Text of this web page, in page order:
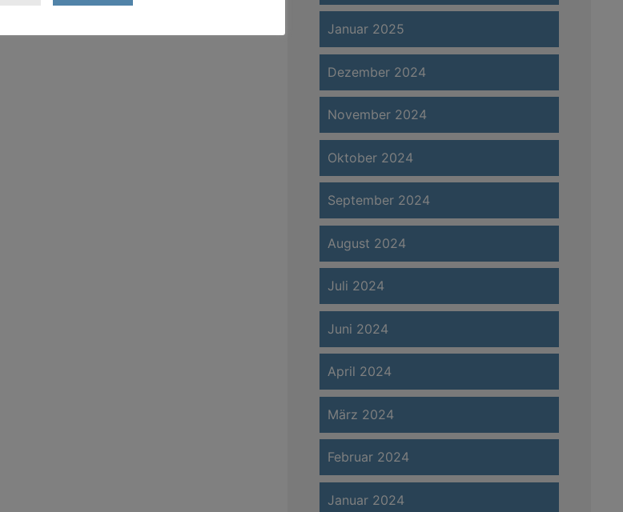
Januar 2025
Dezember 2024
November 2024
Oktober 2024
September 2024
August 2024
Juli 2024
Juni 2024
April 2024
März 2024
Februar 2024
Januar 2024